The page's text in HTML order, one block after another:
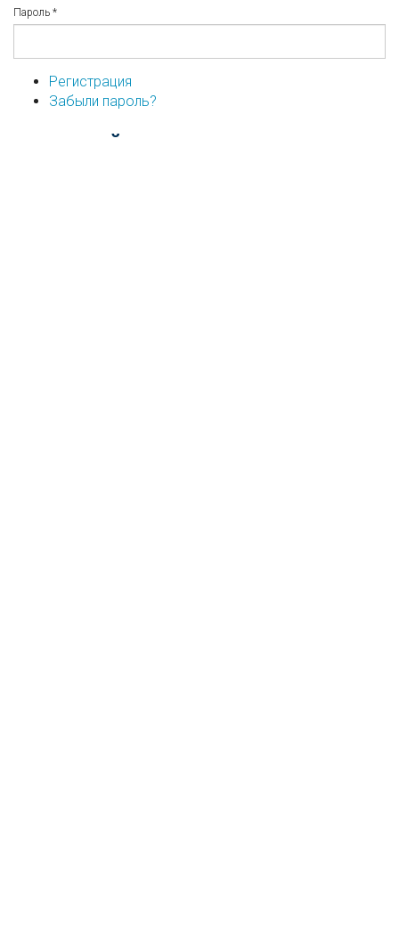
Пароль *
Регистрация
Забыли пароль?
...или войдите используя